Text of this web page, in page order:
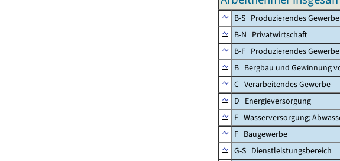
B-S Produzierendes
B-N Privatwirtschaft
B-F Produzierendes Gewerbe
B Bergbau und Gewinnung
C Verarbeitendes Gewerbe
D Energieversorgung
E Wasserversorgung;
F Baugewerbe
G-S Dienstleistungsbereich